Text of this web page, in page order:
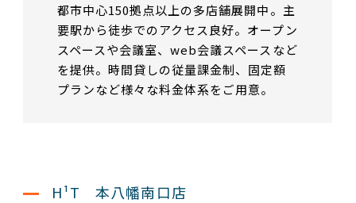
都市中心150拠点以上の多店舗展開中。主
要駅から徒歩でのアクセス良好。オープン
スペースや会議室、web会議スペースなど
を提供。時間貸しの従量課金制、固定額
プランなど様々な料金体系をご用意。
H¹T 本八幡南口店